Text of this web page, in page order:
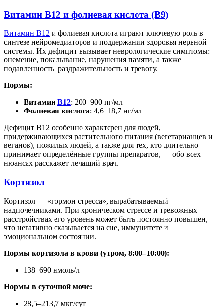
Витамин B12 и фолиевая кислота (B9)
Витамин B12 и фолиевая кислота играют ключевую роль в
синтезе нейромедиаторов и поддержании здоровья нервной
системы. Их дефицит вызывает неврологические симптомы:
онемение, покалывание, нарушения памяти, а также
подавленность, раздражительность и тревогу.
Нормы:
Витамин B12: 200–900 пг/мл
Фолиевая кислота: 4,6–18,7 нг/мл
Дефицит B12 особенно характерен для людей,
придерживающихся растительного питания (вегетарианцев и
веганов), пожилых людей, а также для тех, кто длительно
принимает определённые группы препаратов, — обо всех
нюансах расскажет лечащий врач.
Кортизол
Кортизол — «гормон стресса», вырабатываемый
надпочечниками. При хроническом стрессе и тревожных
расстройствах его уровень может быть постоянно повышен,
что негативно сказывается на сне, иммунитете и
эмоциональном состоянии.
Нормы кортизола в крови (утром, 8:00–10:00):
138–690 нмоль/л
Нормы в суточной моче:
28,5–213,7 мкг/сут